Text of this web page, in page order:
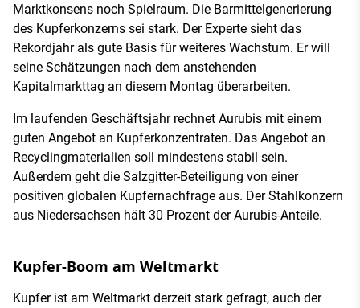
Marktkonsens noch Spielraum. Die Barmittelgenerierung
des Kupferkonzerns sei stark. Der Experte sieht das
Rekordjahr als gute Basis für weiteres Wachstum. Er will
seine Schätzungen nach dem anstehenden
Kapitalmarkttag an diesem Montag überarbeiten.
Im laufenden Geschäftsjahr rechnet Aurubis mit einem
guten Angebot an Kupferkonzentraten. Das Angebot an
Recyclingmaterialien soll mindestens stabil sein.
Außerdem geht die Salzgitter-Beteiligung von einer
positiven globalen Kupfernachfrage aus. Der Stahlkonzern
aus Niedersachsen hält 30 Prozent der Aurubis-Anteile.
Kupfer-Boom am Weltmarkt
Kupfer ist am Weltmarkt derzeit stark gefragt, auch der